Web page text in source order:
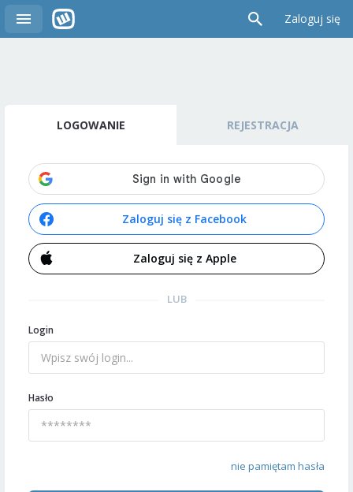
Zaloguj się
LOGOWANIE REJESTRACJA
Zaloguj się z Facebook
Zaloguj się z Apple
LUB
Login
Hasło
nie pamiętam hasła